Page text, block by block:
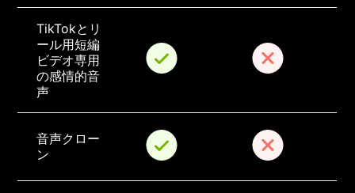
TikTokとリ
ール用短編
ビデオ専用
の感情的音
声
音声クロー
ン